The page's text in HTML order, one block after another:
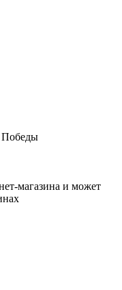
Победы
магазина и может